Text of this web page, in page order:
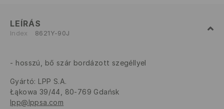
LEÍRÁS
Index 8621Y-90J
hosszú, bő szár bordázott szegéllyel
Gyártó: LPP S.A.
Łąkowa 39/44, 80-769 Gdańsk
lpp@lppsa.com